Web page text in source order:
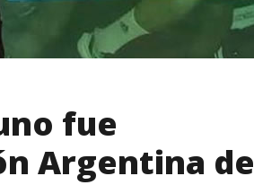
fue
Argentina de